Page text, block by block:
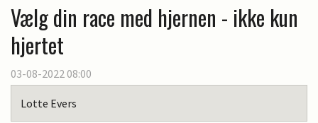
Vælg din race med hjernen - ikke kun
hjertet
03-08-2022 08:00
Lotte Evers